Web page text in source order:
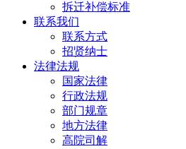
拆迁补偿标准
联系我们
联系方式
招贤纳士
法律法规
国家法律
行政法规
部门规章
地方法律
高院司解